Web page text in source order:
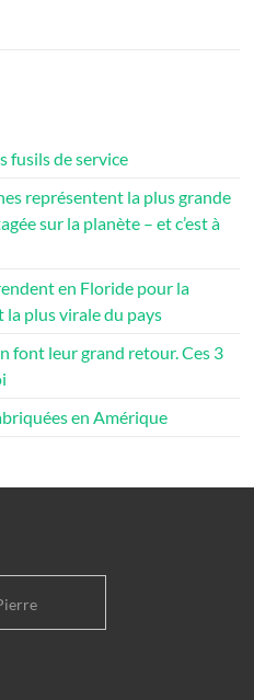
fusils de service
représentent la plus grande
sur la planète – et c’est à
en Floride pour la
plus virale du pays
font leur grand retour. Ces 3
en Amérique